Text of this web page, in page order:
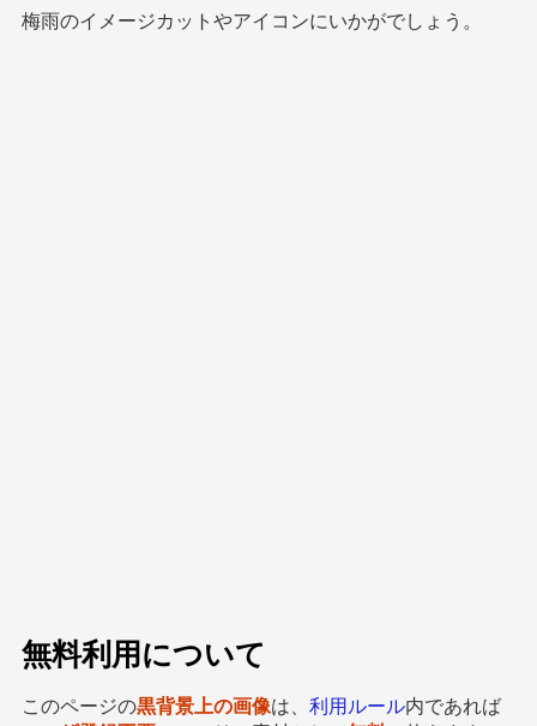
梅雨のイメージカットやアイコンにいかがでしょう。
無料利用について
このページの黒背景上の画像は、 利用ルール内であれば